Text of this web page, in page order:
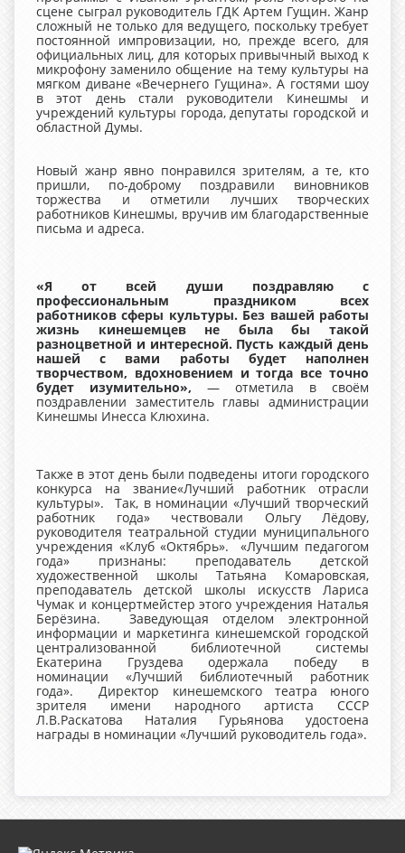
сцене сыграл руководитель ГДК Артем Гущин. Жанр
сложный не только для ведущего, поскольку требует
постоянной импровизации, но, прежде всего, для
официальных лиц, для которых привычный выход к
микрофону заменило общение на тему культуры на
мягком диване «Вечернего Гущина». А гостями шоу
в этот день стали руководители Кинешмы и
учреждений культуры города, депутаты городской и
областной Думы.
Новый жанр явно понравился зрителям, а те, кто
пришли, по-доброму поздравили виновников
торжества и отметили лучших творческих
работников Кинешмы, вручив им благодарственные
письма и адреса.
«Я от всей души поздравляю с
профессиональным праздником всех
работников сферы культуры. Без вашей работы
жизнь кинешемцев не была бы такой
разноцветной и интересной. Пусть каждый день
нашей с вами работы будет наполнен
творчеством, вдохновением и тогда все точно
будет изумительно», — отметила в своём
поздравлении заместитель главы администрации
Кинешмы Инесса Клюхина.
Также в этот день были подведены итоги городского
конкурса на звание«Лучший работник отрасли
культуры». Так, в номинации «Лучший творческий
работник года» чествовали Ольгу Лёдову,
руководителя театральной студии муниципального
учреждения «Клуб «Октябрь». «Лучшим педагогом
года» признаны: преподаватель детской
художественной школы Татьяна Комаровская,
преподаватель детской школы искусств Лариса
Чумак и концертмейстер этого учреждения Наталья
Берёзина. Заведующая отделом электронной
информации и маркетинга кинешемской городской
централизованной библиотечной системы
Екатерина Груздева одержала победу в
номинации «Лучший библиотечный работник
года». Директор кинешемского театра юного
зрителя имени народного артиста СССР
Л.В.Раскатова Наталия Гурьянова удостоена
награды в номинации «Лучший руководитель года».